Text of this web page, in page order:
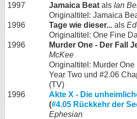
1997
Jamaica Beat als Ian
Originaltitel: Jamaica
1996
Tage wie dieser... als
Originaltitel: One Fine
1996
Murder One - Der Fall
McKee
Originaltitel: Murder
Year Two und #2.06
(TV)
1996
Akte X - Die
(#4.05 Rückkehr der
Ephesian